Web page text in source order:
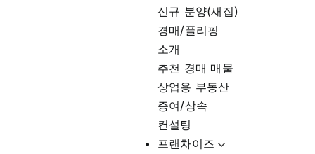
신규 분양(새집)
경매/플리핑
소개
추천 경매 매물
상업용 부동산
증여/상속
컨설팅
프랜차이즈